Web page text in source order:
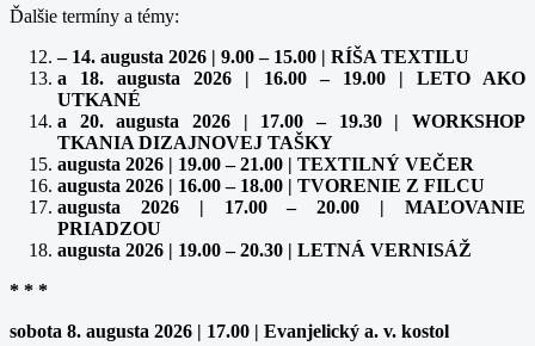
Ďalšie termíny a témy:
– 14. augusta 2026 | 9.00 – 15.00 | RÍŠA TEXTILU
a 18. augusta 2026 | 16.00 – 19.00 | LETO AKO
UTKANÉ
a 20. augusta 2026 | 17.00 – 19.30 | WORKSHOP
TKANIA DIZAJNOVEJ TAŠKY
augusta 2026 | 19.00 – 21.00 | TEXTILNÝ VEČER
augusta 2026 | 16.00 – 18.00 | TVORENIE Z FILCU
augusta 2026 | 17.00 – 20.00 | MAĽOVANIE
PRIADZOU
augusta 2026 | 19.00 – 20.30 | LETNÁ VERNISÁŽ
* * *
sobota 8. augusta 2026 | 17.00 | Evanjelický a. v. kostol